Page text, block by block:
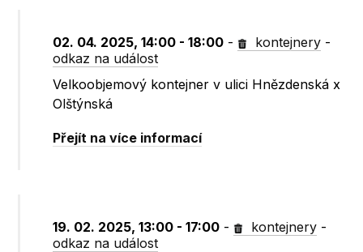
02. 04. 2025, 14:00 - 18:00 - kontejnery -
odkaz na událost
Velkoobjemový kontejner v ulici Hnězdenská x
Olštýnská
Přejít na více informací
19. 02. 2025, 13:00 - 17:00 - kontejnery -
odkaz na událost